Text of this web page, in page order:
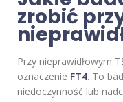
zrobić
Przy nieprawidłowym
oznaczenie FT4. To
niedoczynność lub